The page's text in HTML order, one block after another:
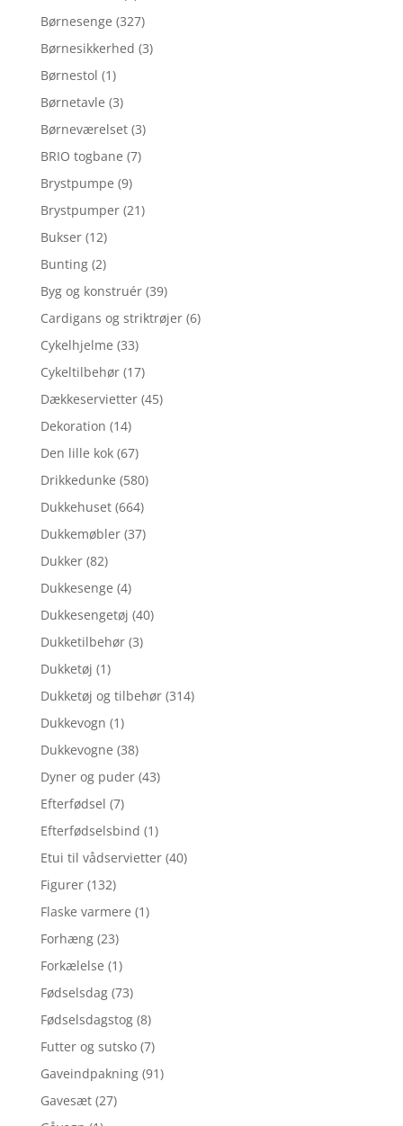
Børnesenge (327)
Børnesikkerhed (3)
Børnestol (1)
Børnetavle (3)
Børneværelset (3)
BRIO togbane (7)
Brystpumpe (9)
Brystpumper (21)
Bukser (12)
Bunting (2)
Byg og konstruér (39)
Cardigans og striktrøjer (6)
Cykelhjelme (33)
Cykeltilbehør (17)
Dækkeservietter (45)
Dekoration (14)
Den lille kok (67)
Drikkedunke (580)
Dukkehuset (664)
Dukkemøbler (37)
Dukker (82)
Dukkesenge (4)
Dukkesengetøj (40)
Dukketilbehør (3)
Dukketøj (1)
Dukketøj og tilbehør (314)
Dukkevogn (1)
Dukkevogne (38)
Dyner og puder (43)
Efterfødsel (7)
Efterfødselsbind (1)
Etui til vådservietter (40)
Figurer (132)
Flaske varmere (1)
Forhæng (23)
Forkælelse (1)
Fødselsdag (73)
Fødselsdagstog (8)
Futter og sutsko (7)
Gaveindpakning (91)
Gavesæt (27)